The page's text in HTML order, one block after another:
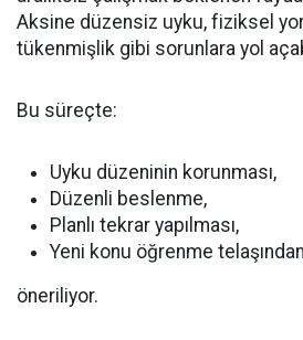
Aksine düzensiz uyku, fiziksel
tükenmişlik gibi sorunlara yol
Bu süreçte:
Uyku düzeninin korunması,
Düzenli beslenme,
Planlı tekrar yapılması,
Yeni konu öğrenme telaşından
öneriliyor.